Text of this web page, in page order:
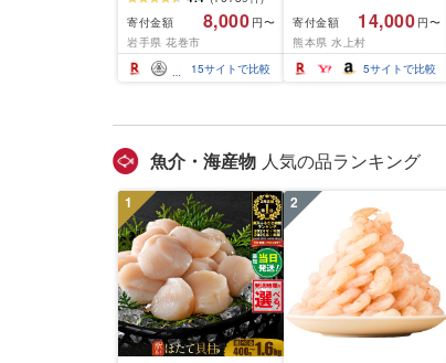
ピード発送!!10営業日以
内発送≫ 選べる内容量
500g / 1kg 定期便 毎月
届く 牛肉 肉 BBQ ふるさ
と 人気 ランキング 岩手
寄付金額
8,000 円〜
岩手県 花巻市
15サイトで比較
牛肉 焼肉 冷凍 スライス
業務用 バーベキュー
BBQ おつまみ ギフト お
祝い お中元 夏ギフト
寄付金額 14,000 円〜
熊本県 水上村
5サイトで比較
魚介・海産物 人気の品ランキング
1 2